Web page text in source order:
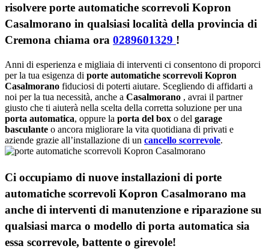
risolvere porte automatiche scorrevoli Kopron
Casalmorano in qualsiasi località della provincia di
Cremona chiama ora 0289601329 !
Anni di esperienza e migliaia di interventi ci consentono di proporci
per la tua esigenza di porte automatiche scorrevoli Kopron
Casalmorano fiduciosi di poterti aiutare. Scegliendo di affidarti a
noi per la tua necessità, anche a Casalmorano , avrai il partner
giusto che ti aiuterà nella scelta della corretta soluzione per una
porta automatica, oppure la porta del box o del garage
basculante o ancora migliorare la vita quotidiana di privati e
aziende grazie all’installazione di un cancello scorrevole.
Ci occupiamo di nuove installazioni di porte
automatiche scorrevoli Kopron Casalmorano ma
anche di interventi di manutenzione e riparazione su
qualsiasi marca o modello di porta automatica sia
essa scorrevole, battente o girevole!